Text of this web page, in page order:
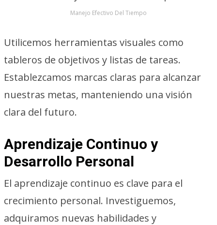
Manejo Efectivo Del Tiempo
Utilicemos herramientas visuales como
tableros de objetivos y listas de tareas.
Establezcamos marcas claras para alcanzar
nuestras metas, manteniendo una visión
clara del futuro.
Aprendizaje Continuo y
Desarrollo Personal
El aprendizaje continuo es clave para el
crecimiento personal. Investiguemos,
adquiramos nuevas habilidades y